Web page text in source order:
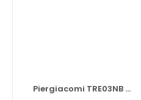
Piergiacomi TRE03NB ...